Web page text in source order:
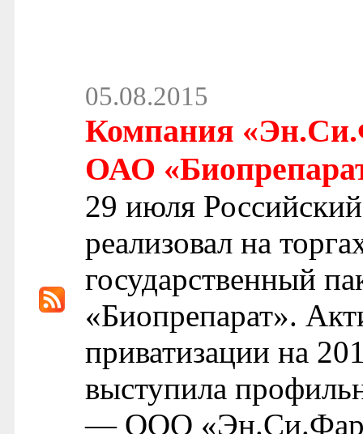
05.08.2015
Компания
ОАО
29 июля
реализовал на
государственный
«Биопрепарат».
приватизации на
выступила
— ООО